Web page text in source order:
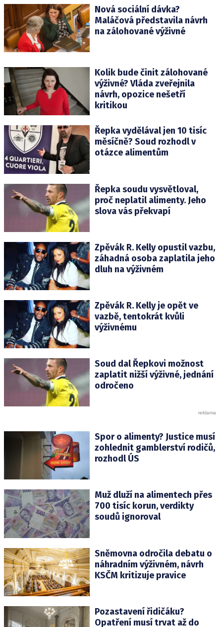
Nová sociální dávka?
Maláčová představila návrh
na zálohované výživné
Kolik bude činit zálohované
výživné? Vláda zveřejnila
návrh, opozice nešetří
kritikou
Řepka vydělával jen 10 tisíc
měsíčně? Soud rozhodl v
otázce alimentům
Řepka soudu vysvětloval,
proč neplatil alimenty. Jeho
slova vás překvapí
Zpěvák R. Kelly opustil vazbu,
záhadná osoba zaplatila jeho
dluh na výživném
Zpěvák R. Kelly je opět ve
vazbě, tentokrát kvůli
výživnému
Soud dal Řepkovi možnost
zaplatit nižší výživné, jednání
odročeno
Spor o alimenty? Justice musí
zohlednit gamblerství rodičů,
rozhodl ÚS
Muž dluží na alimentech přes
700 tisíc korun, verdikty
soudů ignoroval
Sněmovna odročila debatu o
náhradním výživném, návrh
KSČM kritizuje pravice
Pozastavení řidičáku?
Opatření musí trvat až do